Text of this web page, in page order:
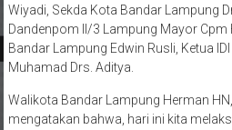
Wiyadi, Sekda Kota Bandar Lampung
Dandenpom II/3 Lampung Mayor Cpm
Bandar Lampung Edwin Rusli, Ketua
Muhamad Drs. Aditya.
Walikota Bandar Lampung Herman
mengatakan bahwa, hari ini kita